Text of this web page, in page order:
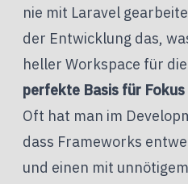
nie mit Laravel
der Entwicklung das,
heller Workspace für
perfekte Basis für Fokus
Oft hat man im
dass Frameworks
und einen mit